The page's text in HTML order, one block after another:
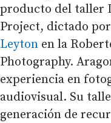
producto del taller
Project, dictado
Leyton en la
Photography.
experiencia en
audiovisual. Su
generación de